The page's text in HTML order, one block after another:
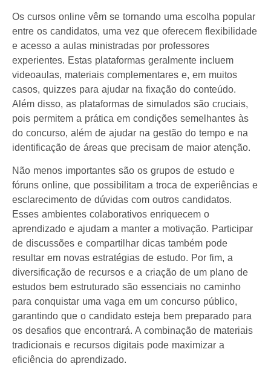
Os cursos online vêm se tornando uma escolha popular
entre os candidatos, uma vez que oferecem flexibilidade
e acesso a aulas ministradas por professores
experientes. Estas plataformas geralmente incluem
videoaulas, materiais complementares e, em muitos
casos, quizzes para ajudar na fixação do conteúdo.
Além disso, as plataformas de simulados são cruciais,
pois permitem a prática em condições semelhantes às
do concurso, além de ajudar na gestão do tempo e na
identificação de áreas que precisam de maior atenção.
Não menos importantes são os grupos de estudo e
fóruns online, que possibilitam a troca de experiências e
esclarecimento de dúvidas com outros candidatos.
Esses ambientes colaborativos enriquecem o
aprendizado e ajudam a manter a motivação. Participar
de discussões e compartilhar dicas também pode
resultar em novas estratégias de estudo. Por fim, a
diversificação de recursos e a criação de um plano de
estudos bem estruturado são essenciais no caminho
para conquistar uma vaga em um concurso público,
garantindo que o candidato esteja bem preparado para
os desafios que encontrará. A combinação de materiais
tradicionais e recursos digitais pode maximizar a
eficiência do aprendizado.